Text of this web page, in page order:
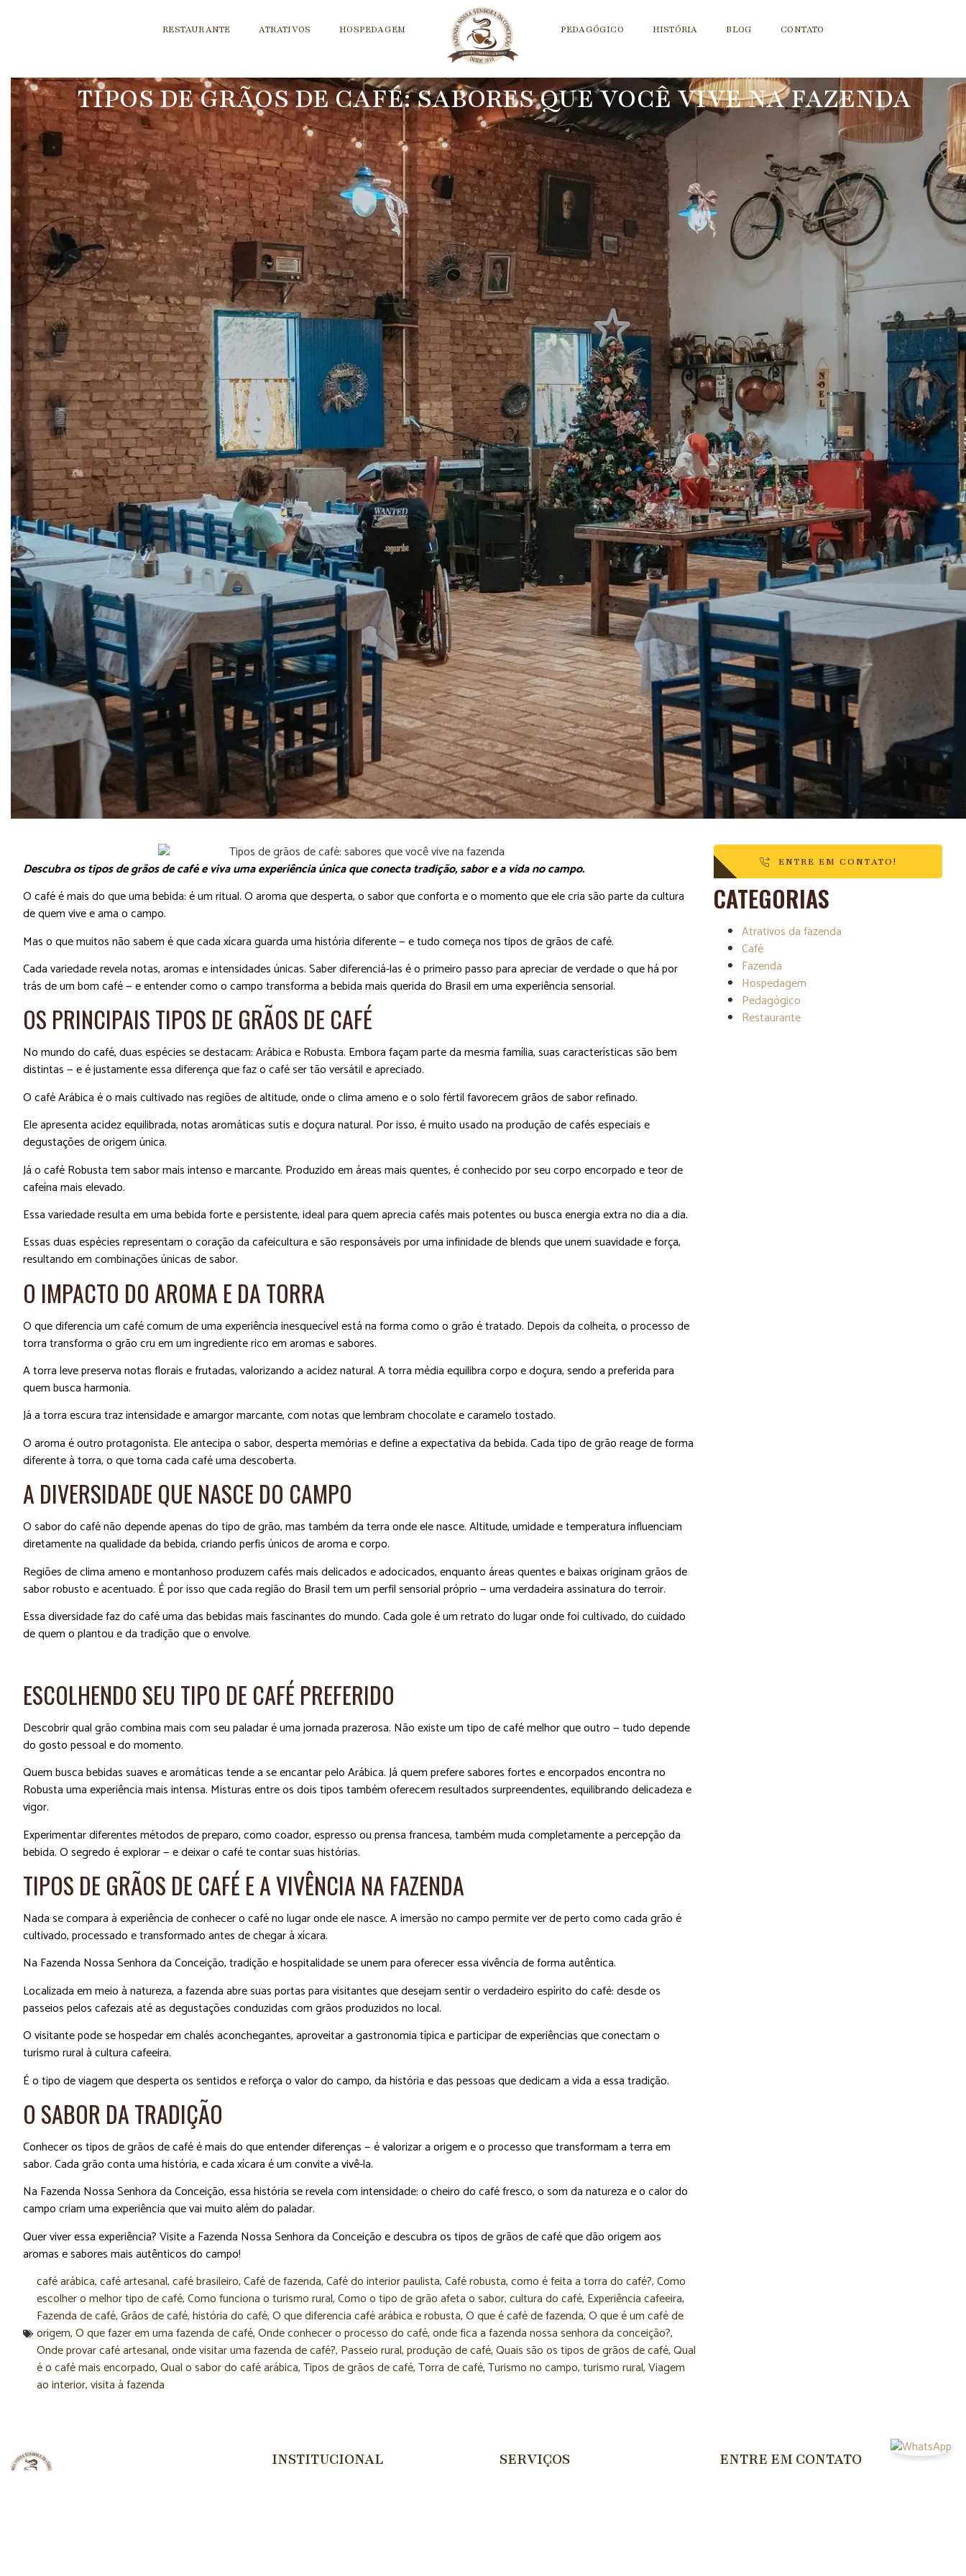
RESTAURANTE ATRATIVOS HOSPEDAGEM PEDAGÓGICO HISTÓRIA BLOG CONTATO
TIPOS DE GRÃOS DE CAFÉ: SABORES QUE VOCÊ VIVE NA FAZENDA
Descubra os tipos de grãos de café e viva uma experiência única que conecta tradição, sabor e a vida no campo.
O café é mais do que uma bebida: é um ritual. O aroma que desperta, o sabor que conforta e o momento que ele cria são parte da cultura
de quem vive e ama o campo.
Mas o que muitos não sabem é que cada xícara guarda uma história diferente — e tudo começa nos tipos de grãos de café.
Cada variedade revela notas, aromas e intensidades únicas. Saber diferenciá-las é o primeiro passo para apreciar de verdade o que há por
trás de um bom café — e entender como o campo transforma a bebida mais querida do Brasil em uma experiência sensorial.
OS PRINCIPAIS TIPOS DE GRÃOS DE CAFÉ
No mundo do café, duas espécies se destacam: Arábica e Robusta. Embora façam parte da mesma família, suas características são bem
distintas — e é justamente essa diferença que faz o café ser tão versátil e apreciado.
O café Arábica é o mais cultivado nas regiões de altitude, onde o clima ameno e o solo fértil favorecem grãos de sabor refinado.
Ele apresenta acidez equilibrada, notas aromáticas sutis e doçura natural. Por isso, é muito usado na produção de cafés especiais e
degustações de origem única.
Já o café Robusta tem sabor mais intenso e marcante. Produzido em áreas mais quentes, é conhecido por seu corpo encorpado e teor de
cafeína mais elevado.
Essa variedade resulta em uma bebida forte e persistente, ideal para quem aprecia cafés mais potentes ou busca energia extra no dia a dia.
Essas duas espécies representam o coração da cafeicultura e são responsáveis por uma infinidade de blends que unem suavidade e força,
resultando em combinações únicas de sabor.
O IMPACTO DO AROMA E DA TORRA
O que diferencia um café comum de uma experiência inesquecível está na forma como o grão é tratado. Depois da colheita, o processo de
torra transforma o grão cru em um ingrediente rico em aromas e sabores.
A torra leve preserva notas florais e frutadas, valorizando a acidez natural. A torra média equilibra corpo e doçura, sendo a preferida para
quem busca harmonia.
Já a torra escura traz intensidade e amargor marcante, com notas que lembram chocolate e caramelo tostado.
O aroma é outro protagonista. Ele antecipa o sabor, desperta memórias e define a expectativa da bebida. Cada tipo de grão reage de forma
diferente à torra, o que torna cada café uma descoberta.
A DIVERSIDADE QUE NASCE DO CAMPO
O sabor do café não depende apenas do tipo de grão, mas também da terra onde ele nasce. Altitude, umidade e temperatura influenciam
diretamente na qualidade da bebida, criando perfis únicos de aroma e corpo.
Regiões de clima ameno e montanhoso produzem cafés mais delicados e adocicados, enquanto áreas quentes e baixas originam grãos de
sabor robusto e acentuado. É por isso que cada região do Brasil tem um perfil sensorial próprio — uma verdadeira assinatura do terroir.
Essa diversidade faz do café uma das bebidas mais fascinantes do mundo. Cada gole é um retrato do lugar onde foi cultivado, do cuidado
de quem o plantou e da tradição que o envolve.
ESCOLHENDO SEU TIPO DE CAFÉ PREFERIDO
Descobrir qual grão combina mais com seu paladar é uma jornada prazerosa. Não existe um tipo de café melhor que outro — tudo depende
do gosto pessoal e do momento.
Quem busca bebidas suaves e aromáticas tende a se encantar pelo Arábica. Já quem prefere sabores fortes e encorpados encontra no
Robusta uma experiência mais intensa. Misturas entre os dois tipos também oferecem resultados surpreendentes, equilibrando delicadeza e
vigor.
Experimentar diferentes métodos de preparo, como coador, espresso ou prensa francesa, também muda completamente a percepção da
bebida. O segredo é explorar — e deixar o café te contar suas histórias.
TIPOS DE GRÃOS DE CAFÉ E A VIVÊNCIA NA FAZENDA
Nada se compara à experiência de conhecer o café no lugar onde ele nasce. A imersão no campo permite ver de perto como cada grão é
cultivado, processado e transformado antes de chegar à xícara.
Na Fazenda Nossa Senhora da Conceição, tradição e hospitalidade se unem para oferecer essa vivência de forma autêntica.
Localizada em meio à natureza, a fazenda abre suas portas para visitantes que desejam sentir o verdadeiro espírito do café: desde os
passeios pelos cafezais até as degustações conduzidas com grãos produzidos no local.
O visitante pode se hospedar em chalés aconchegantes, aproveitar a gastronomia típica e participar de experiências que conectam o
turismo rural à cultura cafeeira.
É o tipo de viagem que desperta os sentidos e reforça o valor do campo, da história e das pessoas que dedicam a vida a essa tradição.
O SABOR DA TRADIÇÃO
Conhecer os tipos de grãos de café é mais do que entender diferenças — é valorizar a origem e o processo que transformam a terra em
sabor. Cada grão conta uma história, e cada xícara é um convite a vivê-la.
Na Fazenda Nossa Senhora da Conceição, essa história se revela com intensidade: o cheiro do café fresco, o som da natureza e o calor do
campo criam uma experiência que vai muito além do paladar.
Quer viver essa experiência? Visite a Fazenda Nossa Senhora da Conceição e descubra os tipos de grãos de café que dão origem aos
aromas e sabores mais autênticos do campo!
café arábica,café artesanal,café brasileiro,Café de fazenda,Café do interior paulista,Café robusta,como é feita a torra do café?,Como
escolher o melhor tipo de café,Como funciona o turismo rural,Como o tipo de grão afeta o sabor,cultura do café, Experiência cafeeira,
Fazenda de café,Grãos de café,história do café,O que diferencia café arábica e robusta,O que é café de fazenda,O que é um café de
origem,O que fazer em uma fazenda de café,Onde conhecer o processo do café,onde fica a fazenda nossa senhora da conceição?,
Onde provar café artesanal,onde visitar uma fazenda de café?, Passeio rural,produção de café,Quais são os tipos de grãos de café,Qual
é o café mais encorpado,Qual o sabor do café arábica,Tipos de grãos de café,Torra de café,Turismo no campo,turismo rural,Viagem
ao interior,visita à fazenda
ENTRE EM CONTATO!
CATEGORIAS
Atrativos da fazenda
Café
Fazenda
Hospedagem
Pedagógico
Restaurante
INSTITUCIONAL SERVIÇOS ENTRE EM CONTATO